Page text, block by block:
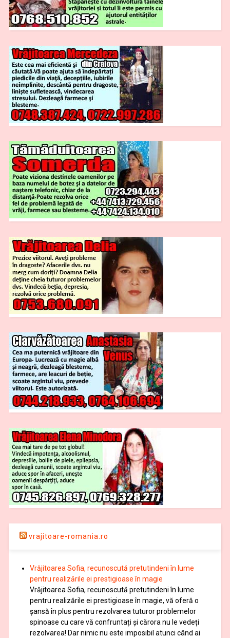
vrajitoare-romania.ro
Vrăjitoarea Sofia, recunoscută pretutindeni în lume
pentru realizările ei prestigioase în magie
Vrăjitoarea Sofia, recunoscută pretutindeni în lume
pentru realizările ei prestigioase în magie, vă oferă o
şansă în plus pentru rezolvarea tuturor problemelor
spinoase cu care vă confruntați și cărora nu le vedeți
rezolvarea! Dar nimic nu este imposibil atunci când ai